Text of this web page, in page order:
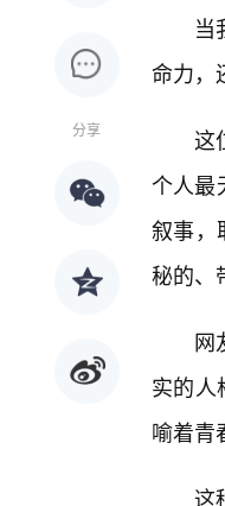
分享
当
命力，
这
个人最
叙事，
秘的、
网
实的人
喻着青
这